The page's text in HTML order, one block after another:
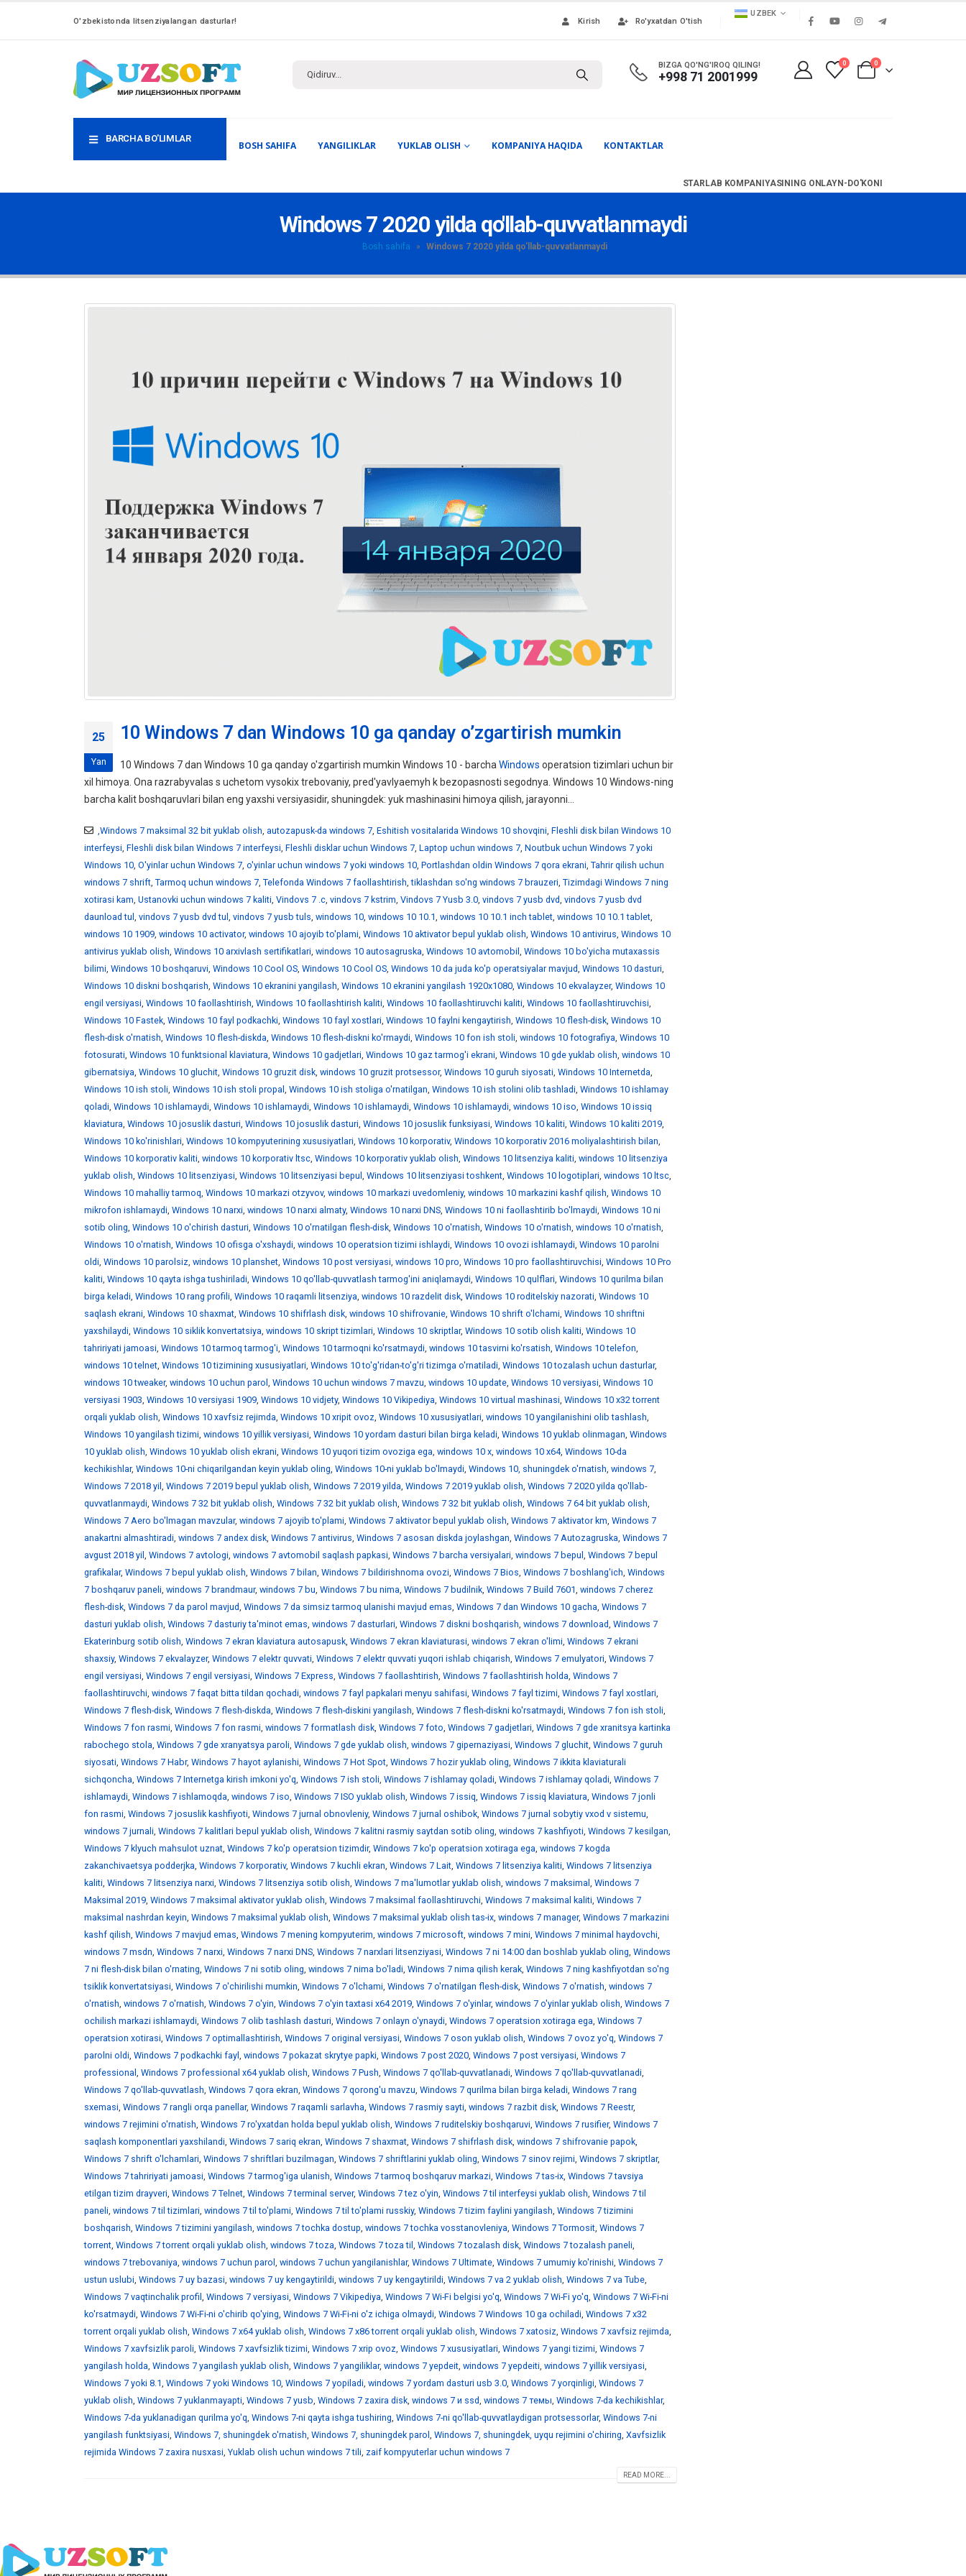
O'zbekistonda litsenziyalangan dasturlar! Kirish Ro'yxatdan O'tish
UZBEK
BIZGA QO'NG'IROQ QILING!
+998 71 2001999
0 0
BARCHA BO'LIMLAR
BOSH SAHIFA YANGILIKLAR YUKLAB OLISH KOMPANIYA HAQIDA KONTAKTLAR
STARLAB KOMPANIYASINING ONLAYN-DO'KONI
Windows 7 2020 yilda qo'llab-quvvatlanmaydi
Bosh sahifa » Windows 7 2020 yilda qo'llab-quvvatlanmaydi
25
Yan
10 Windows 7 dan Windows 10 ga qanday o’zgartirish mumkin
10 Windows 7 dan Windows 10 ga qanday o'zgartirish mumkin Windows 10 - barcha Windows operatsion tizimlari uchun bir
xil himoya. Ona razrabyvalas s uchetom vysokix trebovaniy, pred'yavlyaemyh k bezopasnosti segodnya. Windows 10 Windows-ning
barcha kalit boshqaruvlari bilan eng yaxshi versiyasidir, shuningdek: yuk mashinasini himoya qilish, jarayonni...
,Windows 7 maksimal 32 bit yuklab olish, autozapusk-da windows 7, Eshitish vositalarida Windows 10 shovqini, Fleshli disk bilan Windows 10
interfeysi, Fleshli disk bilan Windows 7 interfeysi, Fleshli disklar uchun Windows 7, Laptop uchun windows 7, Noutbuk uchun Windows 7 yoki
Windows 10, O'yinlar uchun Windows 7, o'yinlar uchun windows 7 yoki windows 10, Portlashdan oldin Windows 7 qora ekrani, Tahrir qilish uchun
windows 7 shrift, Tarmoq uchun windows 7, Telefonda Windows 7 faollashtirish,tiklashdan so'ng windows 7 brauzeri, Tizimdagi Windows 7 ning
xotirasi kam, Ustanovki uchun windows 7 kaliti, Vindovs 7 .c, vindovs 7 kstrim, Vindovs 7 Yusb 3.0, vindovs 7 yusb dvd, vindovs 7 yusb dvd
daunload tul , vindovs 7 yusb dvd tul , vindovs 7 yusb tuls, windows 10, windows 10 10.1, windows 10 10.1 inch tablet, windows 10 10.1 tablet,
windows 10 1909, windows 10 activator, windows 10 ajoyib to'plami, Windows 10 aktivator bepul yuklab olish, Windows 10 antivirus, Windows 10
antivirus yuklab olish, Windows 10 arxivlash sertifikatlari, windows 10 autosagruska, Windows 10 avtomobil , Windows 10 bo'yicha mutaxassis
bilimi, Windows 10 boshqaruvi, Windows 10 Cool OS, Windows 10 Cool OS, Windows 10 da juda ko'p operatsiyalar mavjud, Windows 10 dasturi,
Windows 10 diskni boshqarish, Windows 10 ekranini yangilash, Windows 10 ekranini yangilash 1920x1080, Windows 10 ekvalayzer, Windows 10
engil versiyasi, Windows 10 faollashtirish, Windows 10 faollashtirish kaliti, Windows 10 faollashtiruvchi kaliti, Windows 10 faollashtiruvchisi,
Windows 10 Fastek, Windows 10 fayl podkachki, Windows 10 fayl xostlari, Windows 10 faylni kengaytirish, Windows 10 flesh-disk, Windows 10
flesh-disk o'rnatish, Windows 10 flesh-diskda, Windows 10 flesh-diskni ko'rmaydi, Windows 10 fon ish stoli, windows 10 fotografiya, Windows 10
fotosurati, Windows 10 funktsional klaviatura, Windows 10 gadjetlari, Windows 10 gaz tarmog'i ekrani, Windows 10 gde yuklab olish, windows 10
gibernatsiya, Windows 10 gluchit, Windows 10 gruzit disk, windows 10 gruzit protsessor, Windows 10 guruh siyosati, Windows 10 Internetda,
Windows 10 ish stoli, Windows 10 ish stoli propal , Windows 10 ish stoliga o'rnatilgan, Windows 10 ish stolini olib tashladi, Windows 10 ishlamay
qoladi, Windows 10 ishlamaydi, Windows 10 ishlamaydi, Windows 10 ishlamaydi, Windows 10 ishlamaydi, windows 10 iso, Windows 10 issiq
klaviatura, Windows 10 josuslik dasturi, Windows 10 josuslik dasturi, Windows 10 josuslik funksiyasi, Windows 10 kaliti, Windows 10 kaliti 2019,
Windows 10 ko'rinishlari, Windows 10 kompyuterining xususiyatlari, Windows 10 korporativ, Windows 10 korporativ 2016 moliyalashtirish bilan,
Windows 10 korporativ kaliti, windows 10 korporativ ltsc, Windows 10 korporativ yuklab olish, Windows 10 litsenziya kaliti, windows 10 litsenziya
yuklab olish, Windows 10 litsenziyasi, Windows 10 litsenziyasi bepul , Windows 10 litsenziyasi toshkent, Windows 10 logotiplari, windows 10 ltsc,
Windows 10 mahalliy tarmoq, Windows 10 markazi otzyvov, windows 10 markazi uvedomleniy, windows 10 markazini kashf qilish, Windows 10
mikrofon ishlamaydi, Windows 10 narxi, windows 10 narxi almaty, Windows 10 narxi DNS, Windows 10 ni faollashtirib bo'lmaydi, Windows 10 ni
sotib oling, Windows 10 o'chirish dasturi, Windows 10 o'rnatilgan flesh-disk, Windows 10 o'rnatish, Windows 10 o'rnatish, windows 10 o'rnatish,
Windows 10 o'rnatish, Windows 10 ofisga o'xshaydi, windows 10 operatsion tizimi ishlaydi, Windows 10 ovozi ishlamaydi, Windows 10 parolni
oldi, Windows 10 parolsiz, windows 10 planshet, Windows 10 post versiyasi, windows 10 pro, Windows 10 pro faollashtiruvchisi, Windows 10 Pro
kaliti, Windows 10 qayta ishga tushiriladi, Windows 10 qo'llab-quvvatlash tarmog'ini aniqlamaydi, Windows 10 qulflari, Windows 10 qurilma bilan
birga keladi, Windows 10 rang profili, Windows 10 raqamli litsenziya, windows 10 razdelit disk, Windows 10 roditelskiy nazorati, Windows 10
saqlash ekrani, Windows 10 shaxmat, Windows 10 shifrlash disk, windows 10 shifrovanie, Windows 10 shrift o'lchami, Windows 10 shriftni
yaxshilaydi, Windows 10 siklik konvertatsiya, windows 10 skript tizimlari, Windows 10 skriptlar, Windows 10 sotib olish kaliti, Windows 10
tahririyati jamoasi, Windows 10 tarmoq tarmog'i, Windows 10 tarmoqni ko'rsatmaydi, windows 10 tasvirni ko'rsatish, Windows 10 telefon,
windows 10 telnet, Windows 10 tizimining xususiyatlari, Windows 10 to'g'ridan-to'g'ri tizimga o'rnatiladi, Windows 10 tozalash uchun dasturlar,
windows 10 tweaker, windows 10 uchun parol , Windows 10 uchun windows 7 mavzu, windows 10 update, Windows 10 versiyasi, Windows 10
versiyasi 1903, Windows 10 versiyasi 1909, Windows 10 vidjety, Windows 10 Vikipediya, Windows 10 virtual mashinasi, Windows 10 x32 torrent
orqali yuklab olish, Windows 10 xavfsiz rejimda, Windows 10 xripit ovoz, Windows 10 xususiyatlari, windows 10 yangilanishini olib tashlash,
Windows 10 yangilash tizimi, windows 10 yillik versiyasi, Windows 10 yordam dasturi bilan birga keladi, Windows 10 yuklab olinmagan, Windows
10 yuklab olish, Windows 10 yuklab olish ekrani, Windows 10 yuqori tizim ovoziga ega, windows 10 х, windows 10 х64, Windows 10-da
kechikishlar, Windows 10-ni chiqarilgandan keyin yuklab oling, Windows 10-ni yuklab bo'lmaydi, Windows 10, shuningdek o'rnatish, windows 7,
Windows 7 2018 yil , Windows 7 2019 bepul yuklab olish, Windows 7 2019 yilda, Windows 7 2019 yuklab olish, Windows 7 2020 yilda qo'llab-
quvvatlanmaydi, Windows 7 32 bit yuklab olish, Windows 7 32 bit yuklab olish, Windows 7 32 bit yuklab olish, Windows 7 64 bit yuklab olish,
Windows 7 Aero bo'lmagan mavzular, windows 7 ajoyib to'plami, Windows 7 aktivator bepul yuklab olish, Windows 7 aktivator km, Windows 7
anakartni almashtiradi, windows 7 andex disk, Windows 7 antivirus, Windows 7 asosan diskda joylashgan, Windows 7 Autozagruska, Windows 7
avgust 2018 yil , Windows 7 avtologi, windows 7 avtomobil saqlash papkasi, Windows 7 barcha versiyalari, windows 7 bepul , Windows 7 bepul
grafikalar, Windows 7 bepul yuklab olish, Windows 7 bilan, Windows 7 bildirishnoma ovozi, Windows 7 Bios, Windows 7 boshlang'ich, Windows
7 boshqaruv paneli, windows 7 brandmaur, windows 7 bu, Windows 7 bu nima, Windows 7 budilnik, Windows 7 Build 7601, windows 7 cherez
flesh-disk, Windows 7 da parol mavjud, Windows 7 da simsiz tarmoq ulanishi mavjud emas, Windows 7 dan Windows 10 gacha, Windows 7
dasturi yuklab olish, Windows 7 dasturiy ta'minot emas, windows 7 dasturlari, Windows 7 diskni boshqarish, windows 7 download, Windows 7
Ekaterinburg sotib olish, Windows 7 ekran klaviatura autosapusk, Windows 7 ekran klaviaturasi, windows 7 ekran o'limi, Windows 7 ekrani
shaxsiy, Windows 7 ekvalayzer, Windows 7 elektr quvvati, Windows 7 elektr quvvati yuqori ishlab chiqarish, Windows 7 emulyatori, Windows 7
engil versiyasi, Windows 7 engil versiyasi, Windows 7 Express, Windows 7 faollashtirish, Windows 7 faollashtirish holda, Windows 7
faollashtiruvchi, windows 7 faqat bitta tildan qochadi, windows 7 fayl papkalari menyu sahifasi, Windows 7 fayl tizimi, Windows 7 fayl xostlari,
Windows 7 flesh-disk, Windows 7 flesh-diskda, Windows 7 flesh-diskini yangilash, Windows 7 flesh-diskni ko'rsatmaydi, Windows 7 fon ish stoli,
Windows 7 fon rasmi, Windows 7 fon rasmi, windows 7 formatlash disk, Windows 7 foto, Windows 7 gadjetlari, Windows 7 gde xranitsya kartinka
rabochego stola, Windows 7 gde xranyatsya paroli, Windows 7 gde yuklab olish, windows 7 gipernaziyasi, Windows 7 gluchit, Windows 7 guruh
siyosati, Windows 7 Habr, Windows 7 hayot aylanishi, Windows 7 Hot Spot, Windows 7 hozir yuklab oling, Windows 7 ikkita klaviaturali
sichqoncha, Windows 7 Internetga kirish imkoni yo'q, Windows 7 ish stoli, Windows 7 ishlamay qoladi, Windows 7 ishlamay qoladi, Windows 7
ishlamaydi, Windows 7 ishlamoqda, windows 7 iso, Windows 7 ISO yuklab olish, Windows 7 issiq, Windows 7 issiq klaviatura, Windows 7 jonli
fon rasmi, Windows 7 josuslik kashfiyoti, Windows 7 jurnal obnovleniy, Windows 7 jurnal oshibok, Windows 7 jurnal sobytiy vxod v sistemu,
windows 7 jurnali, Windows 7 kalitlari bepul yuklab olish, Windows 7 kalitni rasmiy saytdan sotib oling, windows 7 kashfiyoti, Windows 7 kesilgan,
Windows 7 klyuch mahsulot uznat, Windows 7 ko'p operatsion tizimdir, Windows 7 ko'p operatsion xotiraga ega, windows 7 kogda
zakanchivaetsya podderjka, Windows 7 korporativ, Windows 7 kuchli ekran, Windows 7 Lait, Windows 7 litsenziya kaliti, Windows 7 litsenziya
kaliti, Windows 7 litsenziya narxi, Windows 7 litsenziya sotib olish, Windows 7 ma'lumotlar yuklab olish, windows 7 maksimal , Windows 7
Maksimal 2019, Windows 7 maksimal aktivator yuklab olish, Windows 7 maksimal faollashtiruvchi, Windows 7 maksimal kaliti, Windows 7
maksimal nashrdan keyin, Windows 7 maksimal yuklab olish, Windows 7 maksimal yuklab olish tas-ix, windows 7 manager, Windows 7 markazini
kashf qilish, Windows 7 mavjud emas, Windows 7 mening kompyuterim, windows 7 microsoft, windows 7 mini, Windows 7 minimal haydovchi,
windows 7 msdn, Windows 7 narxi, Windows 7 narxi DNS, Windows 7 narxlari litsenziyasi, Windows 7 ni 14:00 dan boshlab yuklab oling, Windows
7 ni flesh-disk bilan o'rnating, Windows 7 ni sotib oling, windows 7 nima bo'ladi, Windows 7 nima qilish kerak, Windows 7 ning kashfiyotdan so'ng
tsiklik konvertatsiyasi, Windows 7 o'chirilishi mumkin, Windows 7 o'lchami, Windows 7 o'rnatilgan flesh-disk, Windows 7 o'rnatish, windows 7
o'rnatish, windows 7 o'rnatish, Windows 7 o'yin, Windows 7 o'yin taxtasi x64 2019, Windows 7 o'yinlar, windows 7 o'yinlar yuklab olish, Windows 7
ochilish markazi ishlamaydi, Windows 7 olib tashlash dasturi, Windows 7 onlayn o'ynaydi, Windows 7 operatsion xotiraga ega, Windows 7
operatsion xotirasi, Windows 7 optimallashtirish, Windows 7 original versiyasi, Windows 7 oson yuklab olish, Windows 7 ovoz yo'q, Windows 7
parolni oldi, Windows 7 podkachki fayl , windows 7 pokazat skrytye papki, Windows 7 post 2020, Windows 7 post versiyasi, Windows 7
professional , Windows 7 professional x64 yuklab olish, Windows 7 Push, Windows 7 qo'llab-quvvatlanadi, Windows 7 qo'llab-quvvatlanadi,
Windows 7 qo'llab-quvvatlash, Windows 7 qora ekran, Windows 7 qorong'u mavzu, Windows 7 qurilma bilan birga keladi, Windows 7 rang
sxemasi, Windows 7 rangli orqa panellar, Windows 7 raqamli sarlavha, Windows 7 rasmiy sayti, windows 7 razbit disk, Windows 7 Reestr,
windows 7 rejimini o'rnatish, Windows 7 ro'yxatdan holda bepul yuklab olish, Windows 7 ruditelskiy boshqaruvi, Windows 7 rusifier, Windows 7
saqlash komponentlari yaxshilandi, Windows 7 sariq ekran, Windows 7 shaxmat, Windows 7 shifrlash disk, windows 7 shifrovanie papok,
Windows 7 shrift o'lchamlari, Windows 7 shriftlari buzilmagan, Windows 7 shriftlarini yuklab oling, Windows 7 sinov rejimi, Windows 7 skriptlar,
Windows 7 tahririyati jamoasi, Windows 7 tarmog'iga ulanish, Windows 7 tarmoq boshqaruv markazi, Windows 7 tas-ix, Windows 7 tavsiya
etilgan tizim drayveri, Windows 7 Telnet, Windows 7 terminal server, Windows 7 tez o'yin, Windows 7 til interfeysi yuklab olish, Windows 7 til
paneli, windows 7 til tizimlari, windows 7 til to'plami, Windows 7 til to'plami russkiy, Windows 7 tizim faylini yangilash, Windows 7 tizimini
boshqarish, Windows 7 tizimini yangilash, windows 7 tochka dostup, windows 7 tochka vosstanovleniya, Windows 7 Tormosit, Windows 7
torrent, Windows 7 torrent orqali yuklab olish, windows 7 toza, Windows 7 toza til , Windows 7 tozalash disk, Windows 7 tozalash paneli,
windows 7 trebovaniya, windows 7 uchun parol , windows 7 uchun yangilanishlar, Windows 7 Ultimate, Windows 7 umumiy ko'rinishi, Windows 7
ustun uslubi, Windows 7 uy bazasi, windows 7 uy kengaytirildi, windows 7 uy kengaytirildi, Windows 7 va 2 yuklab olish, Windows 7 va Tube,
Windows 7 vaqtinchalik profil , Windows 7 versiyasi, Windows 7 Vikipediya, Windows 7 Wi-Fi belgisi yo'q, Windows 7 Wi-Fi yo'q, Windows 7 Wi-Fi-ni
ko'rsatmaydi, Windows 7 Wi-Fi-ni o'chirib qo'ying, Windows 7 Wi-Fi-ni o'z ichiga olmaydi, Windows 7 Windows 10 ga ochiladi, Windows 7 x32
torrent orqali yuklab olish, Windows 7 x64 yuklab olish, Windows 7 x86 torrent orqali yuklab olish, Windows 7 xatosiz, Windows 7 xavfsiz rejimda,
Windows 7 xavfsizlik paroli, Windows 7 xavfsizlik tizimi, Windows 7 xrip ovoz, Windows 7 xususiyatlari, Windows 7 yangi tizimi, Windows 7
yangilash holda, Windows 7 yangilash yuklab olish, Windows 7 yangiliklar, windows 7 yepdeit, windows 7 yepdeiti, windows 7 yillik versiyasi,
Windows 7 yoki 8.1, Windows 7 yoki Windows 10, Windows 7 yopiladi, windows 7 yordam dasturi usb 3.0, Windows 7 yorqinligi, Windows 7
yuklab olish, Windows 7 yuklanmayapti, Windows 7 yusb, Windows 7 zaxira disk, windows 7 и ssd, windows 7 темы, Windows 7-da kechikishlar,
Windows 7-da yuklanadigan qurilma yo'q, Windows 7-ni qayta ishga tushiring, Windows 7-ni qo'llab-quvvatlaydigan protsessorlar, Windows 7-ni
yangilash funktsiyasi, Windows 7, shuningdek o'rnatish, Windows 7, shuningdek parol , Windows 7, shuningdek, uyqu rejimini o'chiring, Xavfsizlik
rejimida Windows 7 zaxira nusxasi, Yuklab olish uchun windows 7 tili, zaif kompyuterlar uchun windows 7
READ MORE...